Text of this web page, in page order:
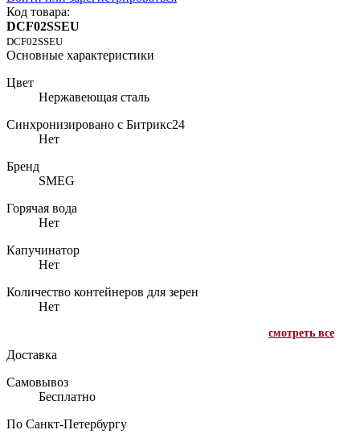
Код товара:
DCF02SSEU
DCF02SSEU
Основные характеристики
Цвет
Нержавеющая сталь
Синхронизировано с Битрикс24
Нет
Бренд
SMEG
Горячая вода
Нет
Капучинатор
Нет
Количество контейнеров для зерен
Нет
смотреть все
Доставка
Самовывоз
Бесплатно
По Санкт-Петербургу